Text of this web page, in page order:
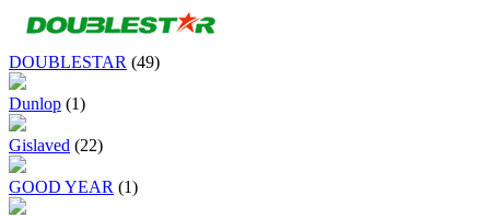
DOUBLESTAR (49)
Dunlop (1)
Gislaved (22)
GOOD YEAR (1)